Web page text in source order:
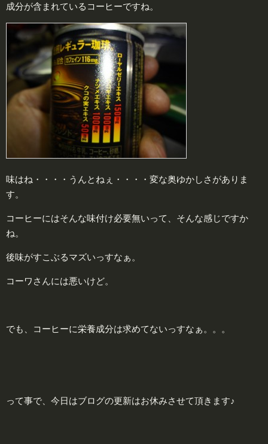
成分が含まれているコーヒーですね。
味はね・・・・うんとねぇ・・・・変な奥ゆかしさがありま
す。
コーヒーにはそんな味付け必要無いって、そんな感じですか
ね。
後味がすこぶるマズいっすなぁ。
コーワさんには悪いけど。
でも、コーヒーに栄養成分は求めてないっすなぁ。。。
って事で、今日はブログの更新はお休みさせて頂きます♪